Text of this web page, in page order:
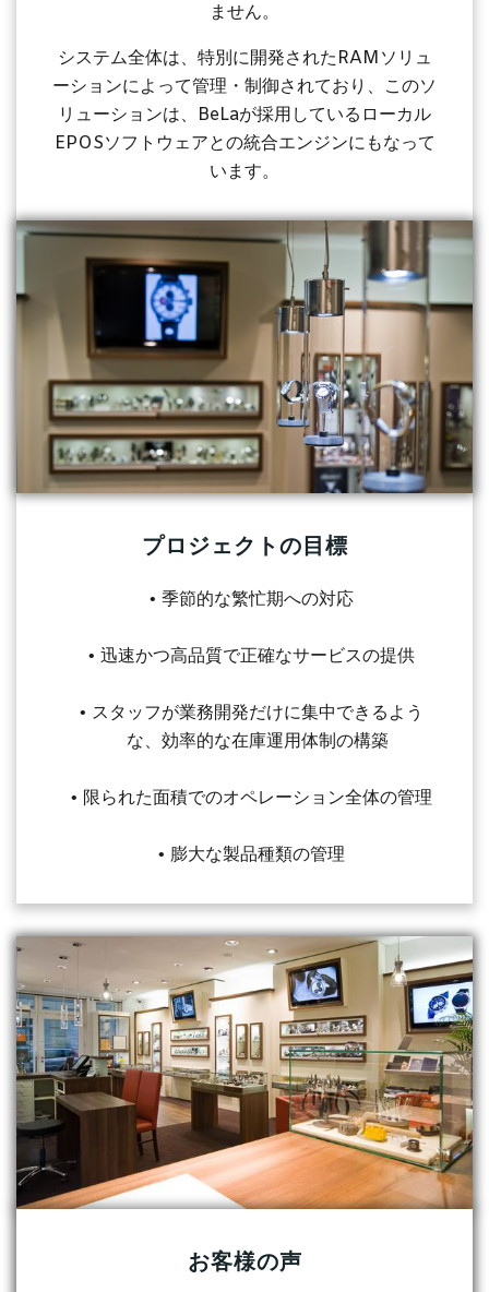
ません。
システム全体は、特別に開発されたRAMソリュ
ーションによって管理・制御されており、このソ
リューションは、BeLaが採用しているローカル
EPOSソフトウェアとの統合エンジンにもなって
います。
プロジェクトの目標
季節的な繁忙期への対応
迅速かつ高品質で正確なサービスの提供
スタッフが業務開発だけに集中できるよう
な、効率的な在庫運用体制の構築
限られた面積でのオペレーション全体の管理
膨大な製品種類の管理
お客様の声